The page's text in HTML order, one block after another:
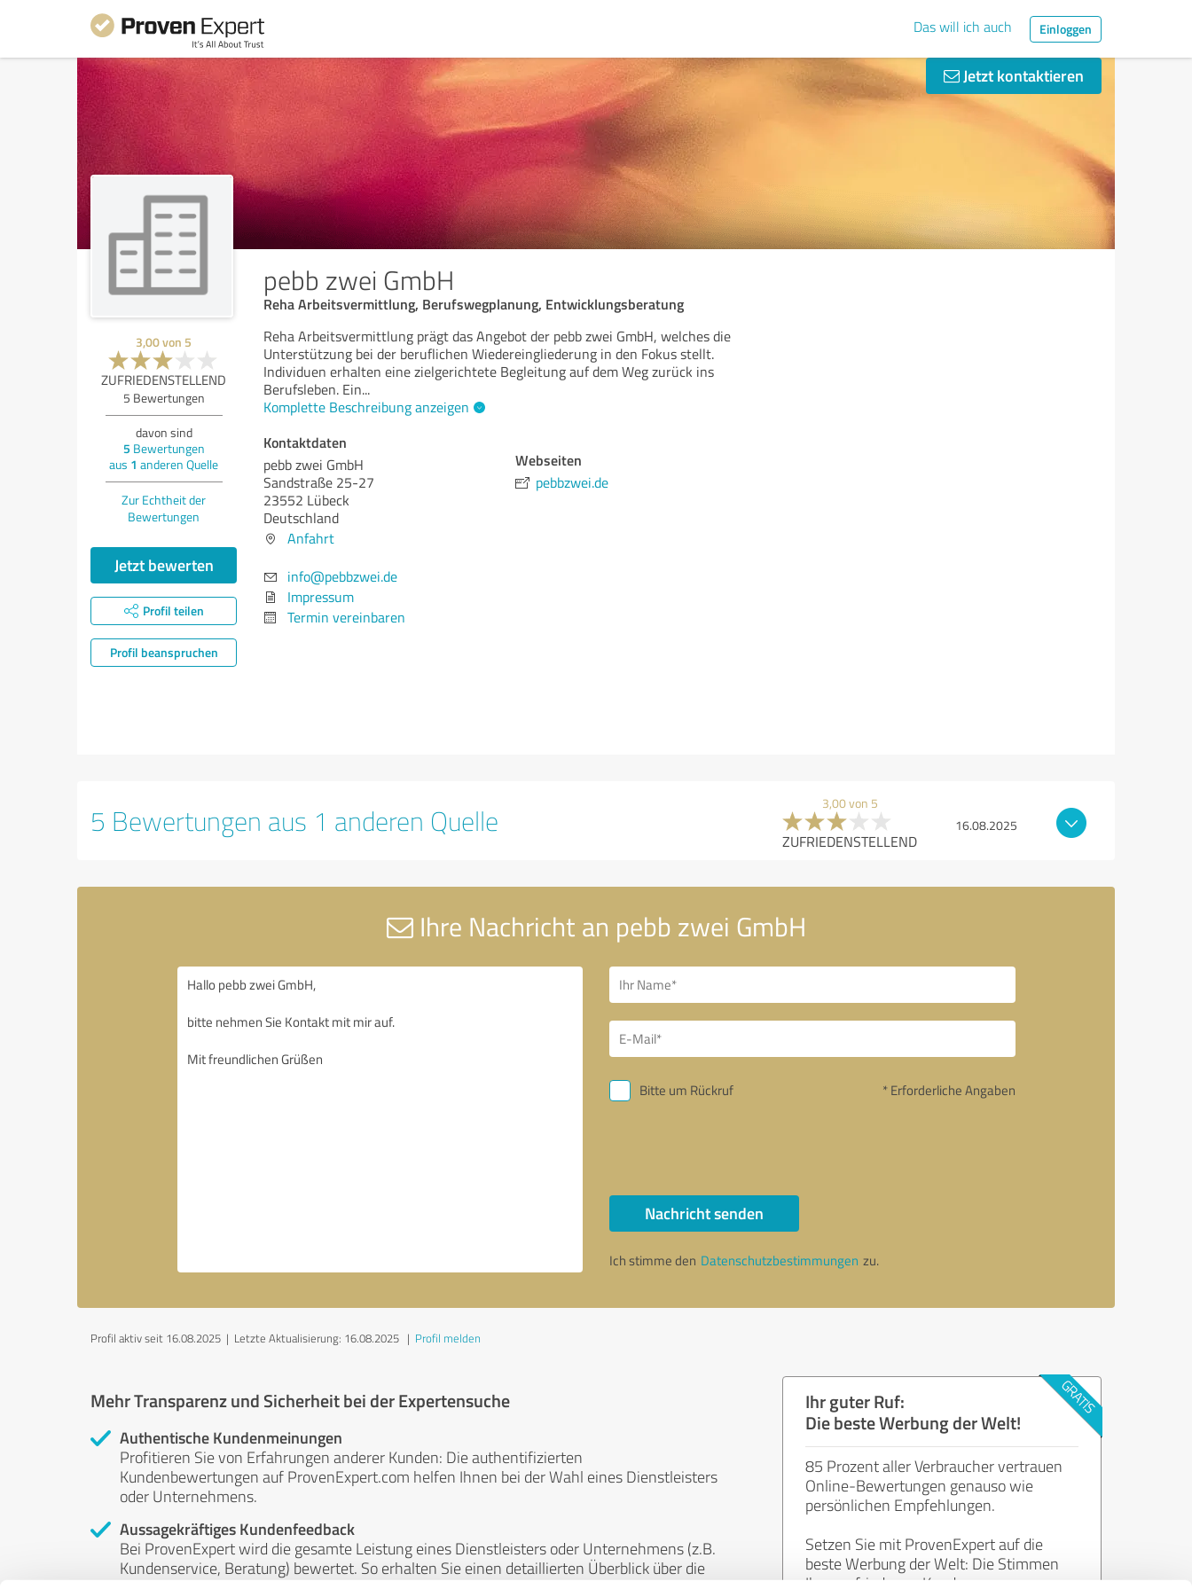
Das will ich auch Einloggen
Jetzt kontaktieren
pebb zwei GmbH
Reha Arbeitsvermittlung, Berufswegplanung, Entwicklungsberatung
3,00von 5
ZUFRIEDENSTELLEND
5 Bewertungen
davon sind
5 Bewertungen
aus 1 anderen Quelle
Zur Echtheit der
Bewertungen
Jetzt bewerten
Profil teilen
Profil beanspruchen
Reha Arbeitsvermittlung prägt das Angebot der pebb zwei GmbH, welches die
Unterstützung bei der beruflichen Wiedereingliederung in den Fokus stellt.
Individuen erhalten eine zielgerichtete Begleitung auf dem Weg zurück ins
Berufsleben. Ein...
Komplette Beschreibung anzeigen
Kontaktdaten
pebb zwei GmbH
Sandstraße 25-27
23552 Lübeck
Deutschland
Anfahrt
info@pebbzwei.de
Impressum
Termin vereinbaren
Webseiten
pebbzwei.de
5 Bewertungen aus 1 anderen Quelle 3,00 von 5
ZUFRIEDENSTELLEND
16.08.2025
Ihre Nachricht an pebb zwei GmbH
Bitte um Rückruf * Erforderliche Angaben
Nachricht senden
Ich stimme den Datenschutzbestimmungen zu.
Profil aktiv seit 16.08.2025 | Letzte Aktualisierung: 16.08.2025 | Profil melden
Mehr Transparenz und Sicherheit bei der Expertensuche
Authentische Kundenmeinungen
Profitieren Sie von Erfahrungen anderer Kunden: Die authentifizierten
Kundenbewertungen auf ProvenExpert.com helfen Ihnen bei der Wahl eines Dienstleisters
oder Unternehmens.
Aussagekräftiges Kundenfeedback
Bei ProvenExpert wird die gesamte Leistung eines Dienstleisters oder Unternehmens (z.B.
Kundenservice, Beratung) bewertet. So erhalten Sie einen detaillierten Überblick über die
Ihr guter Ruf:
Die beste Werbung der Welt!
85 Prozent aller Verbraucher vertrauen
Online-Bewertungen genauso wie
persönlichen Empfehlungen.
Setzen Sie mit ProvenExpert auf die
beste Werbung der Welt: Die Stimmen
Ihrer zufriedenen Kunden.